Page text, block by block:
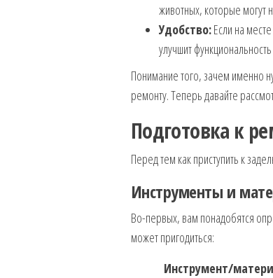
животных, которые могут
Удобство:Если на
улучшит
Понимание того, зачем именно
ремонту. Теперь давайте
Подготовка к
Перед тем как приступить к
Инструменты и
Во-первых, вам понадобятся
может пригодиться:
Инструмент/